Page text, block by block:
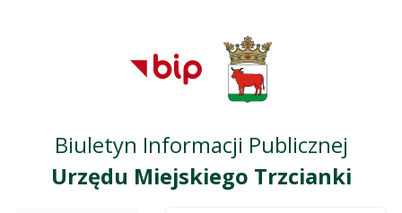
Przejdź do
głównego menu
Przejdź do treści
Przejdź do mapy
serwisu
Biuletyn Informacji Publicznej
Urzędu Miejskiego Trzcianki